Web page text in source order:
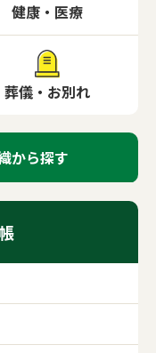
健康・医療
葬儀・お別れ
から探す